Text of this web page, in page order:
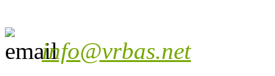
info@vrbas.net